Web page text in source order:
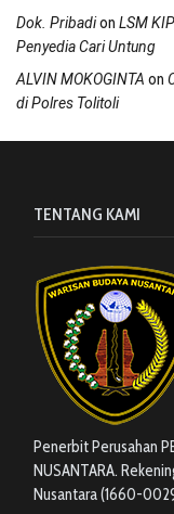
Dok. Pribadion LSM
Penyedia Cari Untung
ALVIN MOKOGINTA on
di Polres Tolitoli
TENTANG KAMI
Penerbit Perusahan
NUSANTARA.
Nusantara (1660-